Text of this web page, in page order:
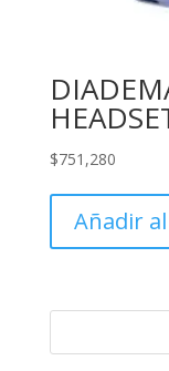
$751,280
Añadir